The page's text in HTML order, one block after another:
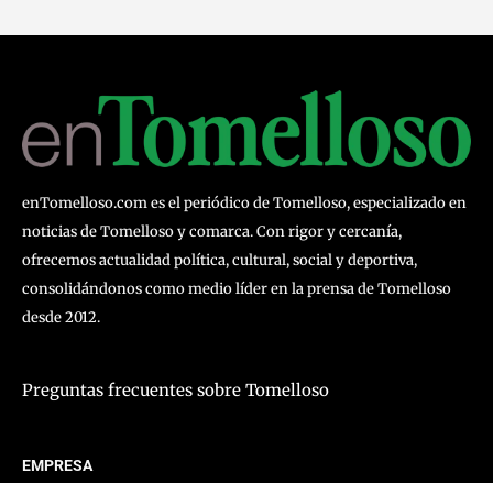
enTomelloso.com es el periódico de Tomelloso, especializado en
noticias de Tomelloso y comarca. Con rigor y cercanía,
ofrecemos actualidad política, cultural, social y deportiva,
consolidándonos como medio líder en la prensa de Tomelloso
desde 2012.
Preguntas frecuentes sobre Tomelloso
EMPRESA